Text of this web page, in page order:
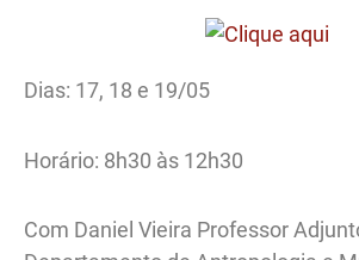
Dias: 17, 18 e 19/05
Horário: 8h30 às 12h30
Com Daniel Vieira Professor